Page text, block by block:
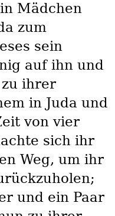
Mädchen
zum
sein
auf ihn und
ihrer
in Juda und
von vier
sich ihr
Weg, um ihr
und ein Paar